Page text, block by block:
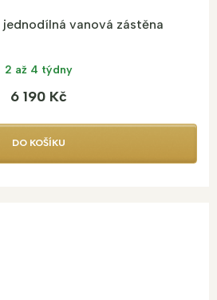
jednodílná vanová zástěna
2 až 4 týdny
6 190 Kč
DO KOŠÍKU